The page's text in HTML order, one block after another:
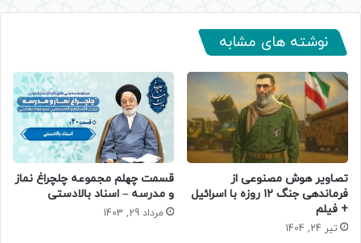
نوشته های مشابه
تصاویر هوش مصنوعی از
فرماندهی جنگ ۱۲ روزه با اسرائیل
+ فیلم
تیر 24, 1404
قسمت چهلم مجموعه چلچراغ نماز
و مدرسه – اسناد بالادستی
مرداد 29, 1403